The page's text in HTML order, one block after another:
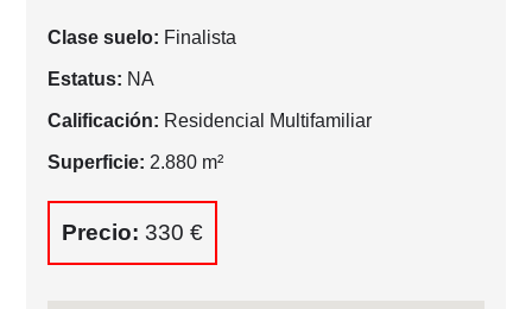
Clase suelo: Finalista
Estatus: NA
Calificación: Residencial Multifamiliar
Superficie: 2.880 m²
Precio: 330 €